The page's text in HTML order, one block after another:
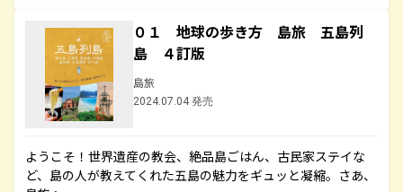
０１ 地球の歩き方 島旅 五島列
島 ４訂版
島旅
2024.07.04 発売
ようこそ！世界遺産の教会、絶品島ごはん、古民家ステイな
ど、島の人が教えてくれた五島の魅力をギュッと凝縮。さあ、